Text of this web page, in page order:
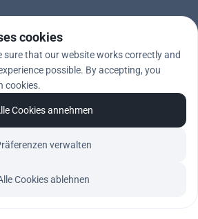
cookies
sure that our website works correctly and
possible. By accepting, you
cookies.
Cookies ablehnen
verwalten
Cookies annehmen